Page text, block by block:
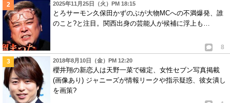
2025年11月25日（火）PM 18:15
とろサーモン久保田かずのぶが大物MCへの不満爆発、誰
のこと?と注目。関西出身の芸能人が候補に浮上も…
8
2018年8月10日（金）PM 12:20
櫻井翔の新恋人は天野一菜で確定、女性セブン写真掲載
(画像あり) ジャニーズが情報リークや指示疑惑、彼女潰し
を画策?